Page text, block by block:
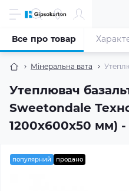
Мінеральна вата
Утеплювач
Sweetondale
1200x600x50 мм) -
Все про товар
популярний продано